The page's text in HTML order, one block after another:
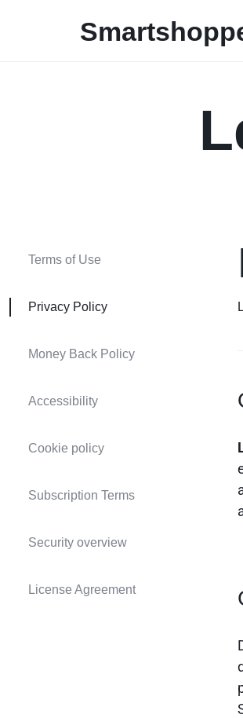
Terms of Use
Privacy Policy
Money Back Policy
Accessibility
Cookie policy
Subscription Terms
Security overview
License Agreement